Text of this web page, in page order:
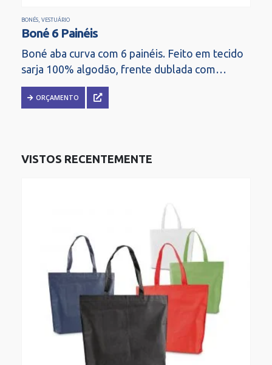
BONÉS, VESTUÁRIO
Boné 6 Painéis
Boné aba curva com 6 painéis. Feito em tecido
sarja 100% algodão, frente dublada com
entretela de memória. Possui regulador
ajustável strapback.
ORÇAMENTO
VISTOS RECENTEMENTE